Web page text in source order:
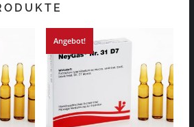
Angebot!